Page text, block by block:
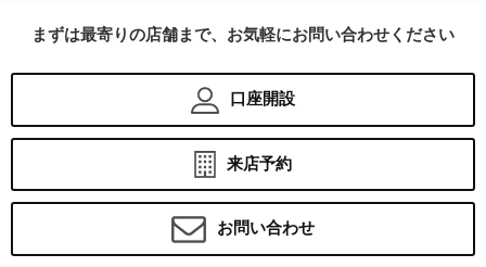
まずは最寄りの店舗まで、お気軽にお問い合わせください
口座開設
来店予約
お問い合わせ